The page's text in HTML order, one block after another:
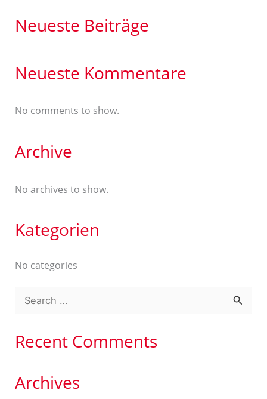
Neueste Beiträge
Neueste Kommentare
No comments to show.
Archive
No archives to show.
Kategorien
No categories
a
h
Recent Comments
Archives